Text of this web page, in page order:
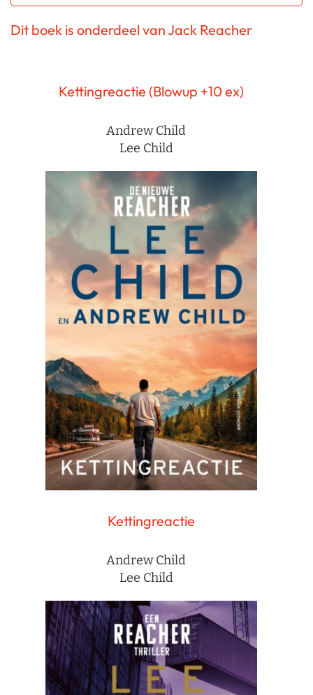
Dit boek is onderdeel van Jack Reacher
Kettingreactie (Blowup +10 ex)
Andrew Child
Lee Child
Kettingreactie
Andrew Child
Lee Child